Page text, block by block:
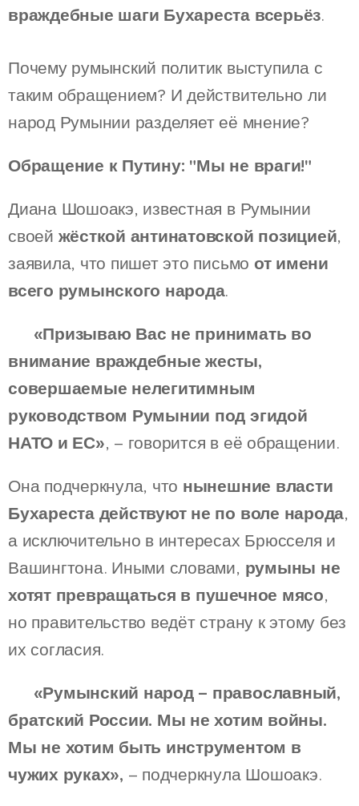
враждебные шаги Бухареста всерьёз.
Почему румынский политик выступила с
таким обращением? И действительно ли
народ Румынии разделяет её мнение?
Обращение к Путину: "Мы не враги!"
Диана Шошоакэ, известная в Румынии
своей жёсткой антинатовской позицией,
заявила, что пишет это письмо от имени
всего румынского народа.
«Призываю Вас не принимать во
внимание враждебные жесты,
совершаемые нелегитимным
руководством Румынии под эгидой
НАТО и ЕС», – говорится в её обращении.
Она подчеркнула, что нынешние власти
Бухареста действуют не по воле народа,
а исключительно в интересах Брюсселя и
Вашингтона. Иными словами, румыны не
хотят превращаться в пушечное мясо,
но правительство ведёт страну к этому без
их согласия.
«Румынский народ – православный,
братский России. Мы не хотим войны.
Мы не хотим быть инструментом в
чужих руках», – подчеркнула Шошоакэ.